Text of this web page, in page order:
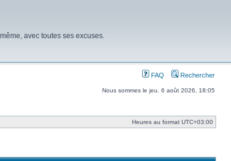
avec toutes ses excuses.
FAQ Rechercher
Nous sommes le jeu. 6 août 2026, 18:05
Heures au format UTC+03:00